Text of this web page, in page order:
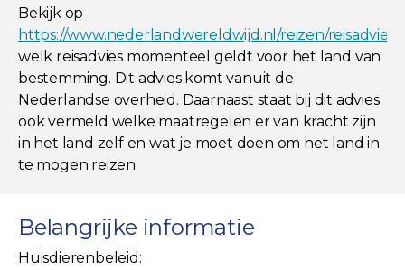
Bekijk op
https://www.nederlandwereldwijd.nl/reizen/
welk reisadvies momenteel geldt voor het land van
bestemming. Dit advies komt vanuit de
Nederlandse overheid. Daarnaast staat bij dit advies
ook vermeld welke maatregelen er van kracht zijn
in het land zelf en wat je moet doen om het land in
te mogen reizen.
Belangrijke informatie
Huisdierenbeleid: